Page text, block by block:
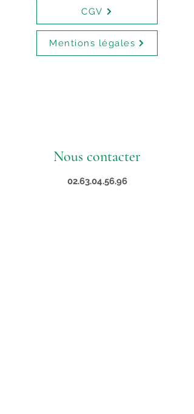
CGV
Mentions légales
Nous contacter
02.63.04.56.96